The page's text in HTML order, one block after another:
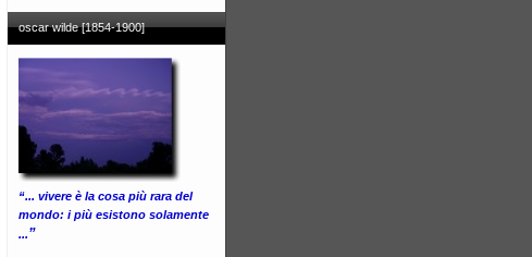
oscar wilde [1854-1900]
“... vivere è la cosa più rara del
mondo: i più esistono solamente
...”